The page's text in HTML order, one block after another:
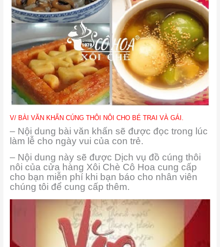
V/ BÀI VĂN KHẤN CÚNG THÔI NÔI CHO BÉ TRAI VÀ GÁI.
– Nội dung bài văn khấn sẽ được đọc trong lúc
làm lễ cho ngày vui của con trẻ.
– Nội dung này sẽ được Dịch vụ đồ cúng thôi
nôi của cửa hàng Xôi Chè Cô Hoa cung cấp
cho bạn miễn phí khi bạn báo cho nhân viên
chúng tôi để cung cấp thêm.